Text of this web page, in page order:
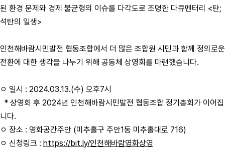
된 환경 문제와 경제 불균형의 이슈를 다각도로 조명한 다큐멘터리 <탄;
석탄의 일생>
인천해바람시민발전 협동조합에서 더 많은 조합원 시민과 함께 정의로운
전환에 대한 생각을 나누기 위해 공동체 상영회를 마련했습니다.
ㅇ 일시 : 2024.03.13.(수) 오후7시
* 상영회 후 2024년 인천해바람시민발전 협동조합 정기총회가 이어집
니다.
ㅇ 장소 : 영화공간주안 (미추홀구 주안1동 미추홀대로 716)
ㅇ 신청링크 : https://bit.ly/인천해바람영화상영